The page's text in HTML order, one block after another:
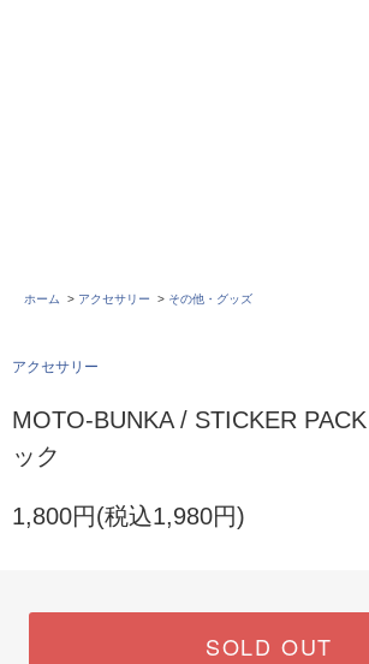
ホーム > アクセサリー > その他・グッズ
アクセサリー
MOTO-BUNKA / STICKER
ック
1,800円(税込1,980円)
SOLD OUT